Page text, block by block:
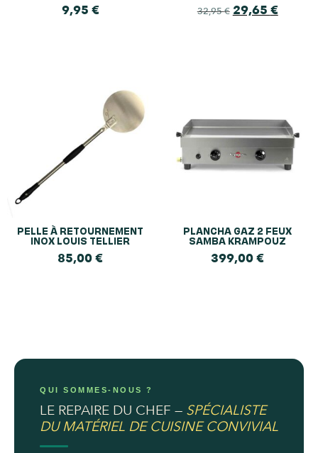
9,95 € 32,95€ 29,65 €
PELLE À RETOURNEMENT
INOX LOUIS TELLIER
85,00€
PLANCHA GAZ 2 FEUX
SAMBA KRAMPOUZ
399,00€
QUI SOMMES-NOUS ?
LE REPAIRE DU CHEF — SPÉCIALISTE
DU MATÉRIEL DE CUISINE CONVIVIAL